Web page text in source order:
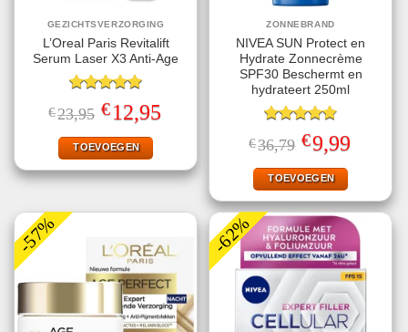
GEZICHTSVERZORGING
L’Oreal Paris Revitalift
Serum Laser X3 Anti-Age
Gewaardeerd
5.00uit 5
€23,95 Oorspronkelijke
prijs
was:
€23,95.
€12,95prijs
TOEVOEGEN
ZONNEBRAND
NIVEA SUN Protect en
Hydrate Zonnecrème
SPF30 Beschermt en
hydrateert 250ml
Gewaardeerd
4.78uit 5
€36,79 Oorspronkelijke
prijs
was:
€36,79.
€9,99Huidige
prijs
TOEVOEGEN
-57% -62%